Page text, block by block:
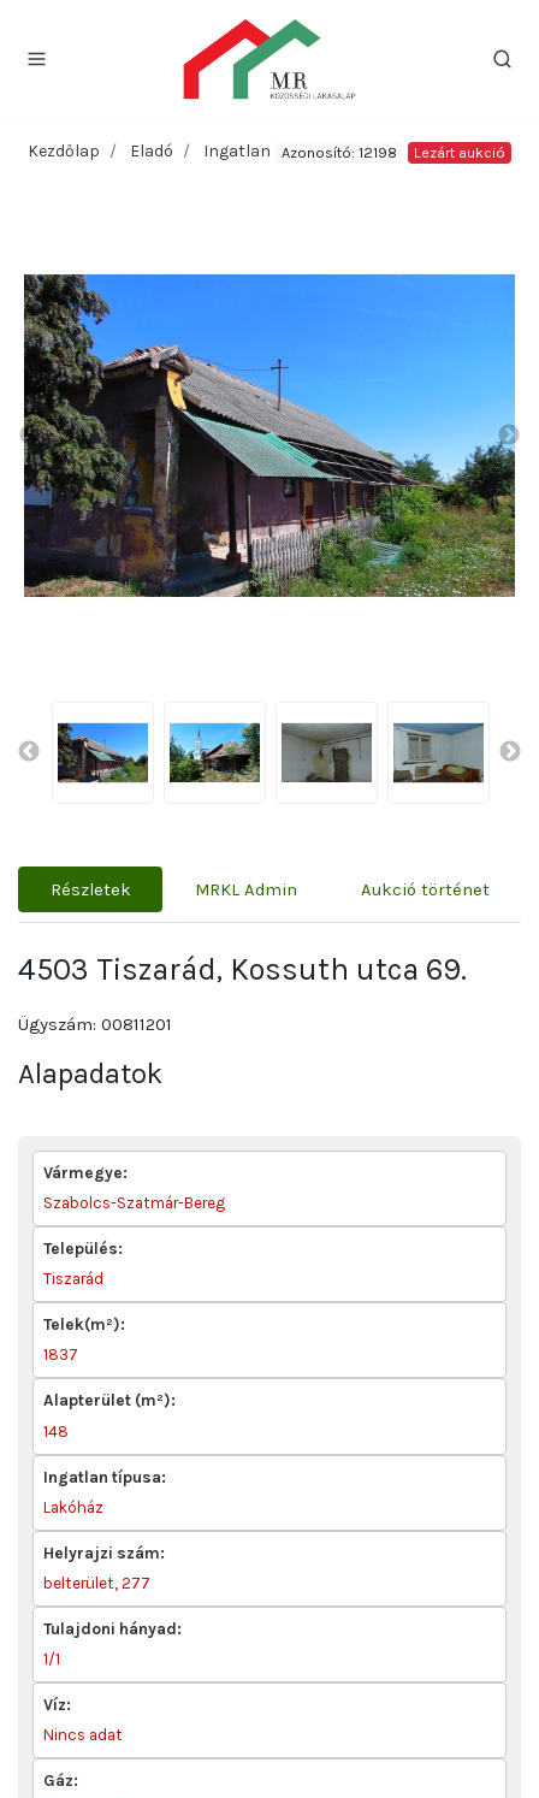
Kezdőlap Eladó Ingatlan Azonosító: 12198 Lezárt aukció
Részletek MRKL Admin Aukció történet
4503 Tiszarád, Kossuth utca 69.
Ügyszám: 00811201
Alapadatok
Vármegye:
Szabolcs-Szatmár-Bereg
Település:
Tiszarád
Telek(m²):
1837
Alapterület (m²):
148
Ingatlan típusa:
Lakóház
Helyrajzi szám:
belterület, 277
Tulajdoni hányad:
1/1
Víz:
Nincs adat
Gáz: